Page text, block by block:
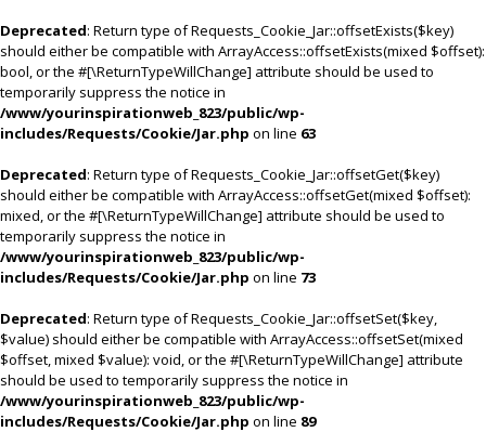
Deprecated: Return type of Requests_Cookie_Jar::offsetExists($key)
should either be compatible with ArrayAccess::offsetExists(mixed $offset):
bool, or the #[\ReturnTypeWillChange] attribute should be used to
temporarily suppress the notice in
/www/yourinspirationweb_823/public/wp-
includes/Requests/Cookie/Jar.php on line 63
Deprecated: Return type of Requests_Cookie_Jar::offsetGet($key)
should either be compatible with ArrayAccess::offsetGet(mixed $offset):
mixed, or the #[\ReturnTypeWillChange] attribute should be used to
temporarily suppress the notice in
/www/yourinspirationweb_823/public/wp-
includes/Requests/Cookie/Jar.php on line 73
Deprecated: Return type of Requests_Cookie_Jar::offsetSet($key,
$value) should either be compatible with ArrayAccess::offsetSet(mixed
$offset, mixed $value): void, or the #[\ReturnTypeWillChange] attribute
should be used to temporarily suppress the notice in
/www/yourinspirationweb_823/public/wp-
includes/Requests/Cookie/Jar.php on line 89